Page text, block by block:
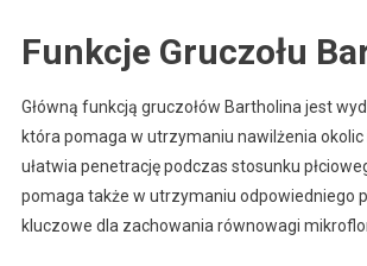
Funkcje Gruczołu
Główną funkcją gruczołów Bartholina jest
która pomaga w utrzymaniu nawilżenia
ułatwia penetrację podczas stosunku
pomaga także w utrzymaniu odpowiedniego
kluczowe dla zachowania równowagi